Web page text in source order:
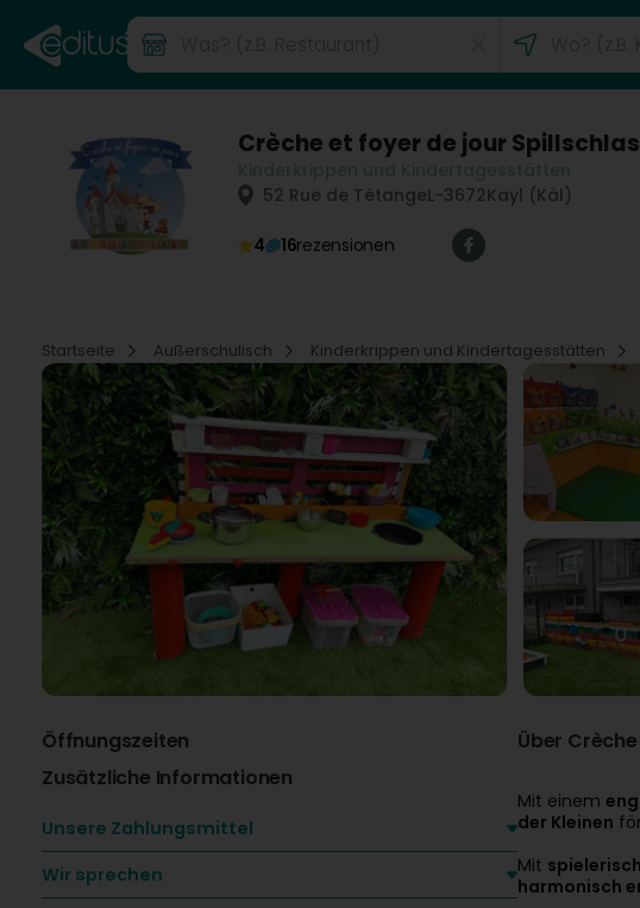
Crèche et foyer de jour
52 Rue de TétangeL-3672Kayl (Käl)
4 16rezensionen
Startseite
Außerschulisch Kinderkrippen und Kindertagesstätten
Öffnungszeiten
Zusätzliche Informationen
Unsere Zahlungsmittel
Wir sprechen
Über
Mit einem
der Kleinen
Mit
harmonisch